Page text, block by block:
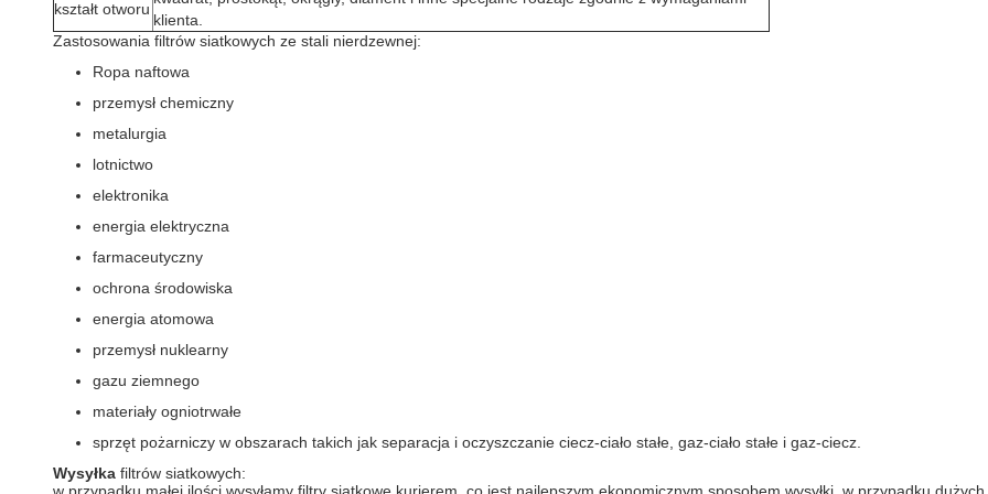
kształt otworu
klienta.
Zastosowania filtrów siatkowych ze stali nierdzewnej:
Ropa naftowa
przemysł chemiczny
metalurgia
lotnictwo
elektronika
energia elektryczna
farmaceutyczny
ochrona środowiska
energia atomowa
przemysł nuklearny
gazu ziemnego
materiały ogniotrwałe
sprzęt pożarniczy w obszarach takich jak separacja i oczyszczanie ciecz-ciało stałe, gaz-ciało stałe i gaz-ciecz.
Wysyłka filtrów siatkowych: